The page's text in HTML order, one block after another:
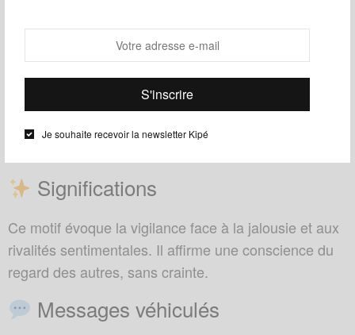
Je souhaite recevoir la newsletter Kipé
ParKipé
Zone géographique & origines
Particulièrement populaire en Côte d’Ivoire et au
Significations
Ce motif évoque la vigilance face à la jalousie et aux
rivalités sentimentales. Il affirme une conscience du
regard des autres, sans crainte.
Messages véhiculés